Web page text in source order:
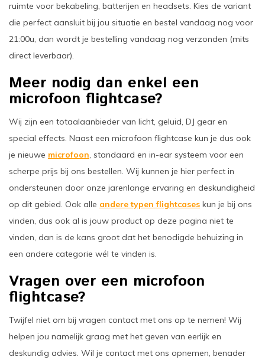
ruimte voor bekabeling, batterijen en headsets. Kies de variant
die perfect aansluit bij jou situatie en bestel vandaag nog voor
21:00u, dan wordt je bestelling vandaag nog verzonden (mits
direct leverbaar).
Meer nodig dan enkel een
microfoon flightcase?
Wij zijn een totaalaanbieder van licht, geluid, DJ gear en
special effects. Naast een microfoon flightcase kun je dus ook
je nieuwe microfoon, standaard en in-ear systeem voor een
scherpe prijs bij ons bestellen. Wij kunnen je hier perfect in
ondersteunen door onze jarenlange ervaring en deskundigheid
op dit gebied. Ook alle andere typen flightcases kun je bij ons
vinden, dus ook al is jouw product op deze pagina niet te
vinden, dan is de kans groot dat het benodigde behuizing in
een andere categorie wél te vinden is.
Vragen over een microfoon
flightcase?
Twijfel niet om bij vragen contact met ons op te nemen! Wij
helpen jou namelijk graag met het geven van eerlijk en
deskundig advies. Wil je contact met ons opnemen, benader